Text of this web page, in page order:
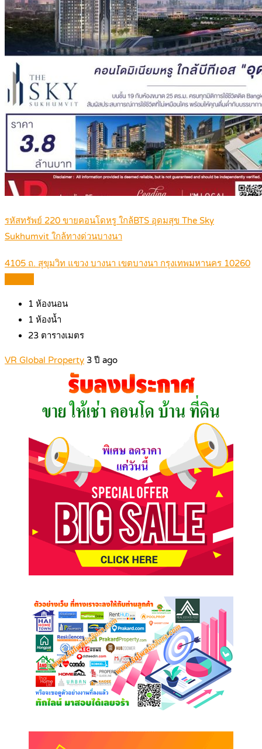
รหัสทรัพย์ 220 ขายคอนโดหรู ใกล้BTS อุดมสุข The Sky
Sukhumvit ใกล้ทางด่วนบางนา
4105 ถ. สุขุมวิท แขวง บางนา เขตบางนา กรุงเทพมหานคร 10260
1 ห้องนอน
1 ห้องน้ำ
23 ตารางเมตร
VR Global Property 3 ปี ago